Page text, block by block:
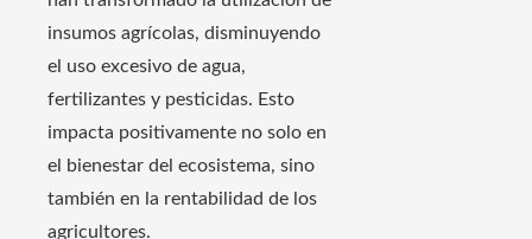
insumos agrícolas, disminuyendo
el uso excesivo de agua,
fertilizantes y pesticidas. Esto
impacta positivamente no solo en
el bienestar del ecosistema, sino
también en la rentabilidad de los
agricultores.